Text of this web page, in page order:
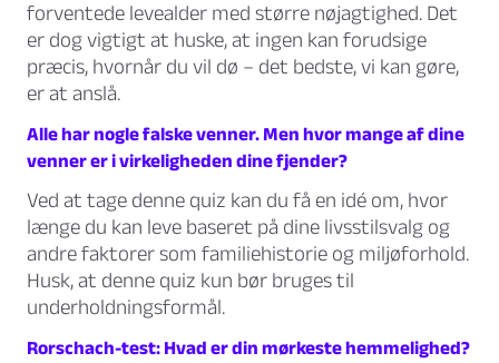
forventede levealder med større nøjagtighed. Det
er dog vigtigt at huske, at ingen kan forudsige
præcis, hvornår du vil dø – det bedste, vi kan gøre,
er at anslå.
Alle har nogle falske venner. Men hvor mange af dine
venner er i virkeligheden dine fjender?
Ved at tage denne quiz kan du få en idé om, hvor
længe du kan leve baseret på dine livsstilsvalg og
andre faktorer som familiehistorie og miljøforhold.
Husk, at denne quiz kun bør bruges til
underholdningsformål.
Rorschach-test: Hvad er din mørkeste hemmelighed?